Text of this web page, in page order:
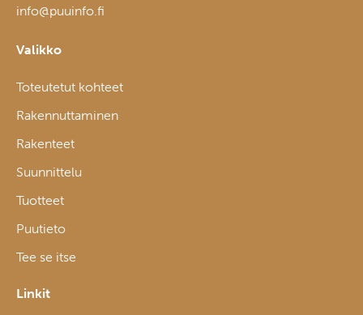
info@puuinfo.fi
Valikko
Toteutetut kohteet
Rakennuttaminen
Rakenteet
Suunnittelu
Tuotteet
Puutieto
Tee se itse
Linkit